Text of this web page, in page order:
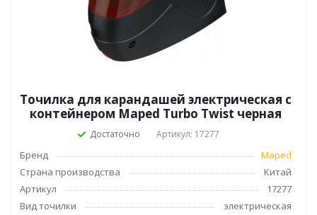
Точилка для карандашей электрическая с
контейнером Maped Turbo Twist черная
Достаточно Артикул: 17277
Бренд
Maped
Страна производства
Китай
Артикул
17277
Вид точилки
электрическая